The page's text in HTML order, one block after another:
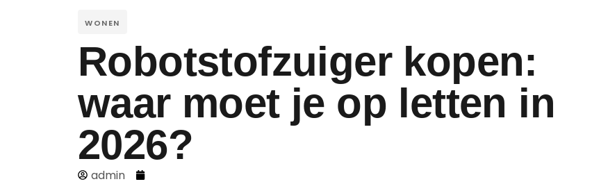
WONEN
Robotstofzuiger kopen:
waar moet je op letten in
2026?
admin